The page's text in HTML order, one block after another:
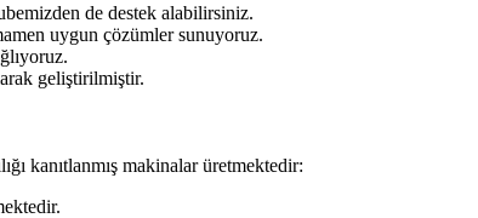
de destek alabilirsiniz.
uygun çözümler sunuyoruz.
geliştirilmiştir.
kanıtlanmış makinalar üretmektedir: